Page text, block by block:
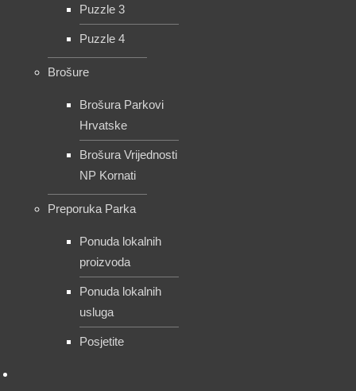
Puzzle 3
Puzzle 4
Brošure
Brošura Parkovi
Hrvatske
Brošura Vrijednosti
NP Kornati
Preporuka Parka
Ponuda lokalnih
proizvoda
Ponuda lokalnih
usluga
Posjetite